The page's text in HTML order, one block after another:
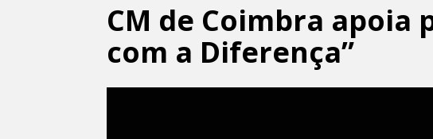
CM de Coimbra
com a Diferença”